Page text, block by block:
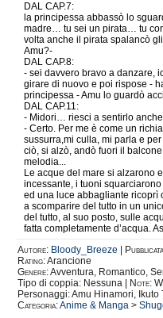
DAL CAP.7:
la principessa abbassò lo
madre… tu sei un pirata… tu
volta anche il pirata spalancò
Amu?-
DAL CAP.8:
- sei davvero bravo a danzare,
girare di nuovo e poi rispose -
principessa - Amu lo guardò
DAL CAP.11:
- Midori… riesci a sentirlo
- Certo. Per me è come un
sussurra,mi culla, mi parla e
ciò, si alzò, andò fuori il
melodia...
Le acque del mare si alzarono
incessante, i tuoni
ed una luce abbagliante ricoprì
a scomparire del tutto in un
del tutto, al suo posto, sulle
fatta completamente d’acqua.
Autore: Bloody_Breeze
Rating:Arancione
Genere:Avventura, Romantico,
Tipo di coppia: Nessuna |
Note:
Personaggi: Amu Hinamori, Ikuto
Categoria:Anime & Manga >